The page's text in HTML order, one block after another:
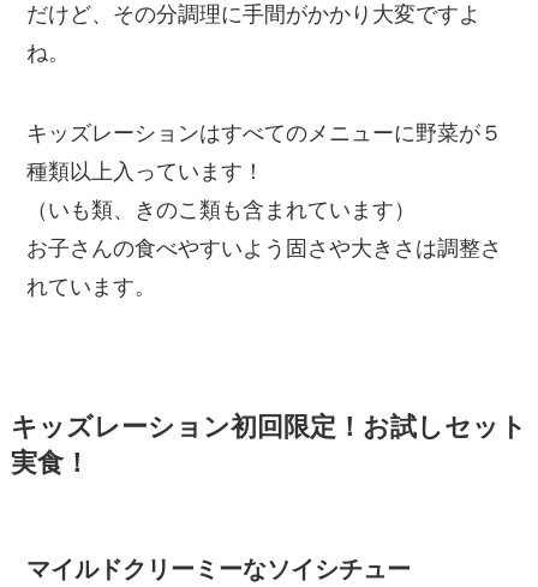
だけど、その分調理に手間がかかり大変ですよ
ね。
キッズレーションはすべてのメニューに野菜が５
種類以上入っています！
（いも類、きのこ類も含まれています）
お子さんの食べやすいよう固さや大きさは調整さ
れています。
キッズレーション初回限定！お試しセット
実食！
マイルドクリーミーなソイシチュー